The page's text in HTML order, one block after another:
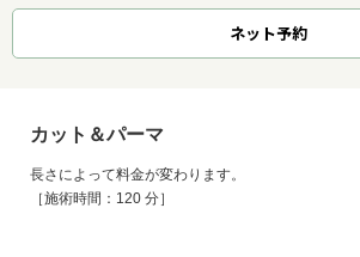
ネット予約
カット＆パーマ
長さによって料金が変わります。
［施術時間：120 分］